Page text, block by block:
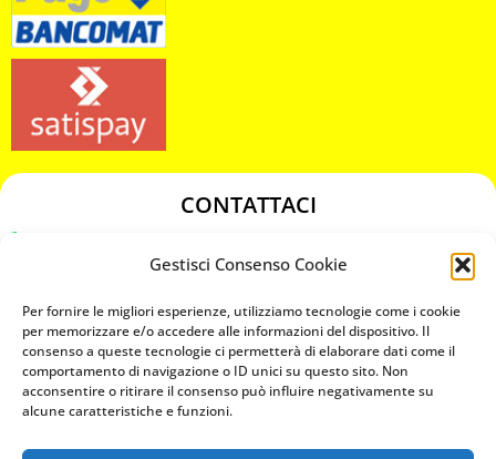
Gestisci Consenso Cookie
Per fornire le migliori esperienze, utilizziamo tecnologie come i cookie
per memorizzare e/o accedere alle informazioni del dispositivo. Il
consenso a queste tecnologie ci permetterà di elaborare dati come il
comportamento di navigazione o ID unici su questo sito. Non
acconsentire o ritirare il consenso può influire negativamente su
alcune caratteristiche e funzioni.
CONTATTACI
chiavicodificate@gmail.com
Privacy Policy
Cookie Policy